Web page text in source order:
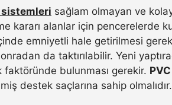
sistemleri sağlam olmayan ve
kararı alanlar için pencerelerde
emniyetli hale getirilmesi
da taktırılabilir. Yeni
faktöründe bulunması gerekir.
destek saçlarına sahip olmalıdır.